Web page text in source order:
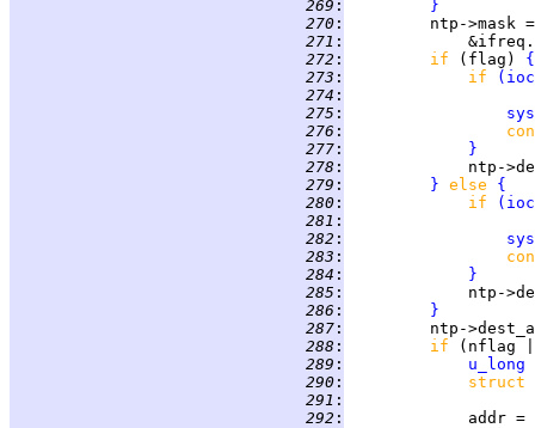
269 :
}
270 :
ntp->mask
271 :
             &ifreq.
272 : if (flag) {
273 : if (
274 :
275 :
276 :
277 :
}
278 :
ntp-
279 : } else {
280 : if (
281 :
282 :
283 :
284 :
}
285 :
ntp-
286 :
}
287 :
288 : if
(nflag
289 :
u_long
290 :
struct
291 :
292 :
             addr =